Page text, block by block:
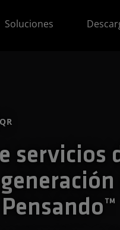
Soluciones
servicios